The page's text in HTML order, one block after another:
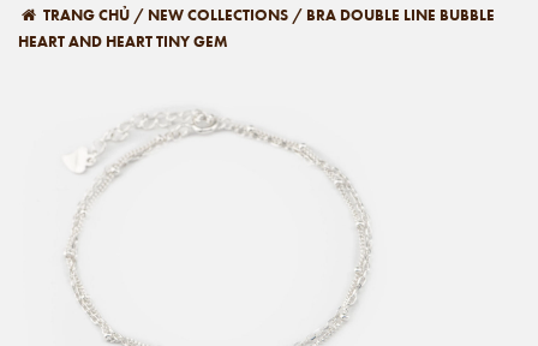
TRANG CHỦ / NEW COLLECTIONS / BRA DOUBLE LINE BUBBLE
HEART AND HEART TINY GEM